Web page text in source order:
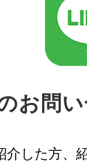
お問
介した方、